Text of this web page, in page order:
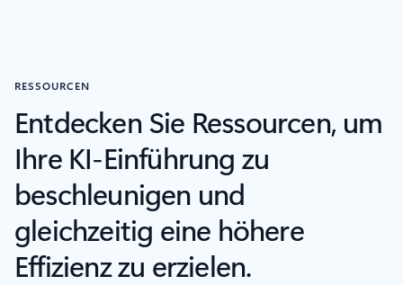
RESSOURCEN
Entdecken Sie Ressourcen, um
Ihre KI-Einführung zu
beschleunigen und
gleichzeitig eine höhere
Effizienz zu erzielen.